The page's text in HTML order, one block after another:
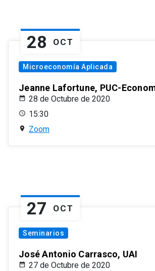
28 OCT
Microeconomía Aplicada
Jeanne Lafortune, PUC-
28 de Octubre de 2020
15:30
Zoom
27 OCT
Seminarios
José Antonio Carrasco, UAI
27 de Octubre de 2020